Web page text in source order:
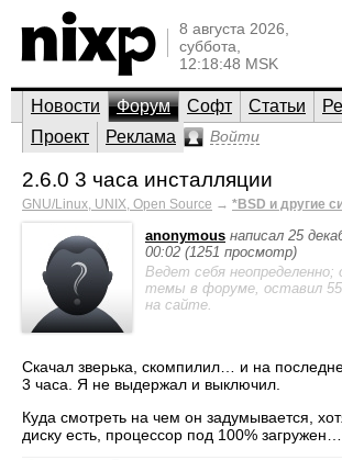
8 августа 2026,
суббота,
12:18:48 MSK
Новости Форум Софт Статьи
Проект
Реклама Войти
2.6.0 3 часа инсталляции
GNU/Linux, UNIX, Open Source → *BSD и другие
anonymous написал 25
00:02 (1251 просмотр)
Ведет себя неопределенно;
темы в форуме, оставил
на сайте.
Скачал зверька, скомпилил… и на
3 часа. Я не выдержал и выключил.
Куда смотреть на чем он задумывается,
диску есть, процессор под 100% загружен…